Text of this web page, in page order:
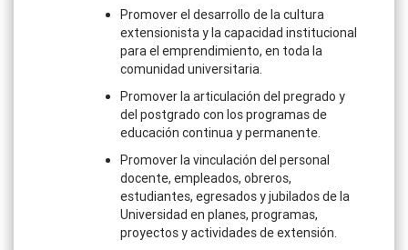
Promover el desarrollo de la cultura
extensionista y la capacidad institucional
para el emprendimiento, en toda la
comunidad universitaria.
Promover la articulación del pregrado y
del postgrado con los programas de
educación continua y permanente.
Promover la vinculación del personal
docente, empleados, obreros,
estudiantes, egresados y jubilados de la
Universidad en planes, programas,
proyectos y actividades de extensión.